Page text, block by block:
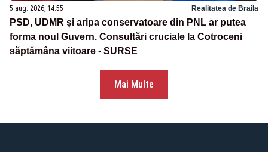
5 aug. 2026, 14:55 Realitatea de Braila
PSD, UDMR și aripa conservatoare din PNL ar putea
forma noul Guvern. Consultări cruciale la Cotroceni
săptămâna viitoare - SURSE
Mai Multe